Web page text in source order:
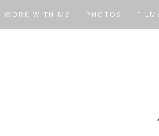
WORK WITH ME PHOTOS